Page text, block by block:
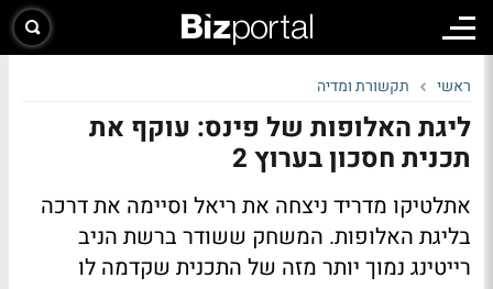
ראשי תקשורת ומדיה
ליגת האלופות של פינס: עוקף את
תכנית חסכון בערוץ 2
אתלטיקו מדריד ניצחה את ריאל וסיימה את דרכה
בליגת האלופות. המשחק ששודר ברשת הניב
רייטינג נמוך יותר מזה של התכנית שקדמה לו